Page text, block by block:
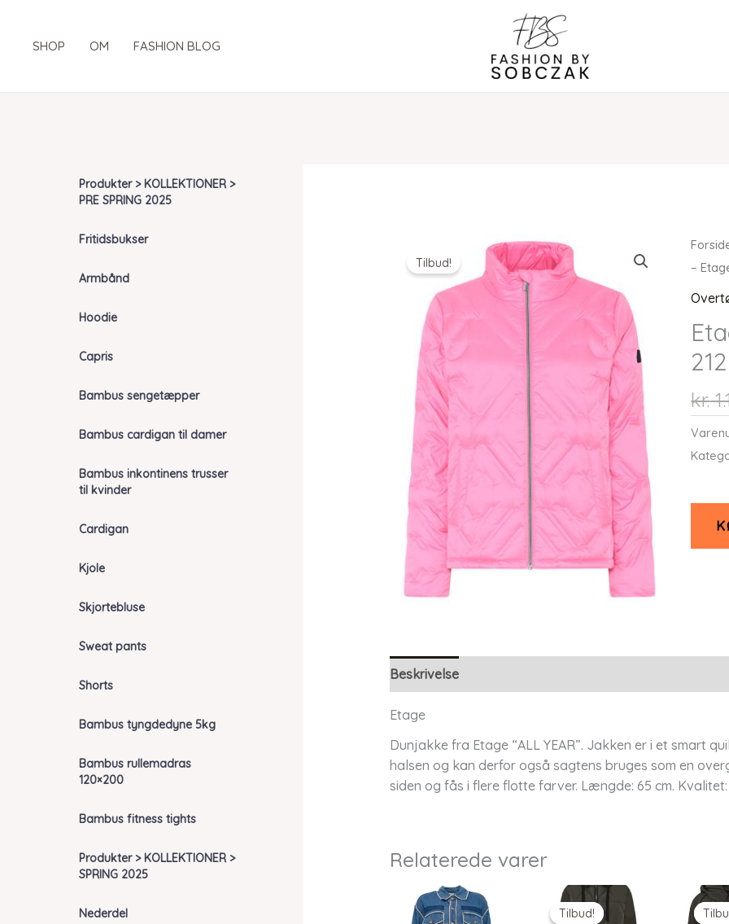
SHOP OM FASHION BLOG
Produkter > KOLLEKTIONER >
PRE SPRING 2025
Fritidsbukser
Armbånd
Hoodie
Capris
Bambus sengetæpper
Bambus cardigan til damer
Bambus inkontinens trusser
til kvinder
Cardigan
Kjole
Skjortebluse
Sweat pants
Shorts
Bambus tyngdedyne 5kg
Bambus rullemadras
120×200
Bambus fitness tights
Produkter > KOLLEKTIONER >
SPRING 2025
Nederdel
Tilbud!
–
kr.
Beskrivelse
Etage
Dunjakke fra Etage “ALL YEAR”. Jakken er i et smart
halsen og kan derfor også sagtens bruges som en
siden og fås i flere flotte farver. Længde: 65 cm.
Relaterede varer
Tilbud!
Tilbud!